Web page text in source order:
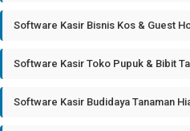
Software Kasir Bisnis Kos & Guest
Software Kasir Toko Pupuk & Bibit
Software Kasir Budidaya Tanaman